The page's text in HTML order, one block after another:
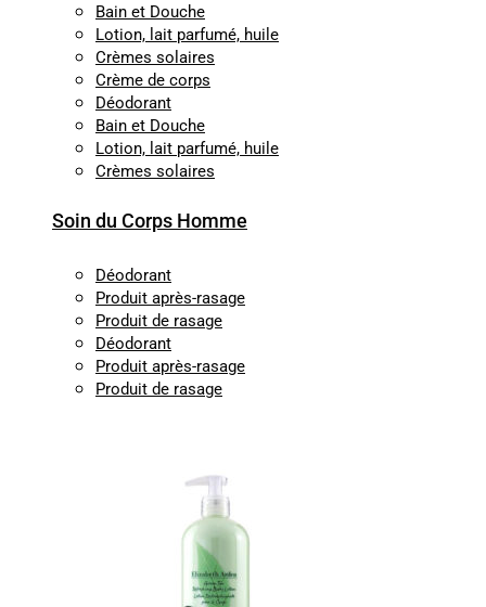
Bain et Douche
Lotion, lait parfumé, huile
Crèmes solaires
Crème de corps
Déodorant
Bain et Douche
Lotion, lait parfumé, huile
Crèmes solaires
Soin du Corps Homme
Déodorant
Produit après-rasage
Produit de rasage
Déodorant
Produit après-rasage
Produit de rasage